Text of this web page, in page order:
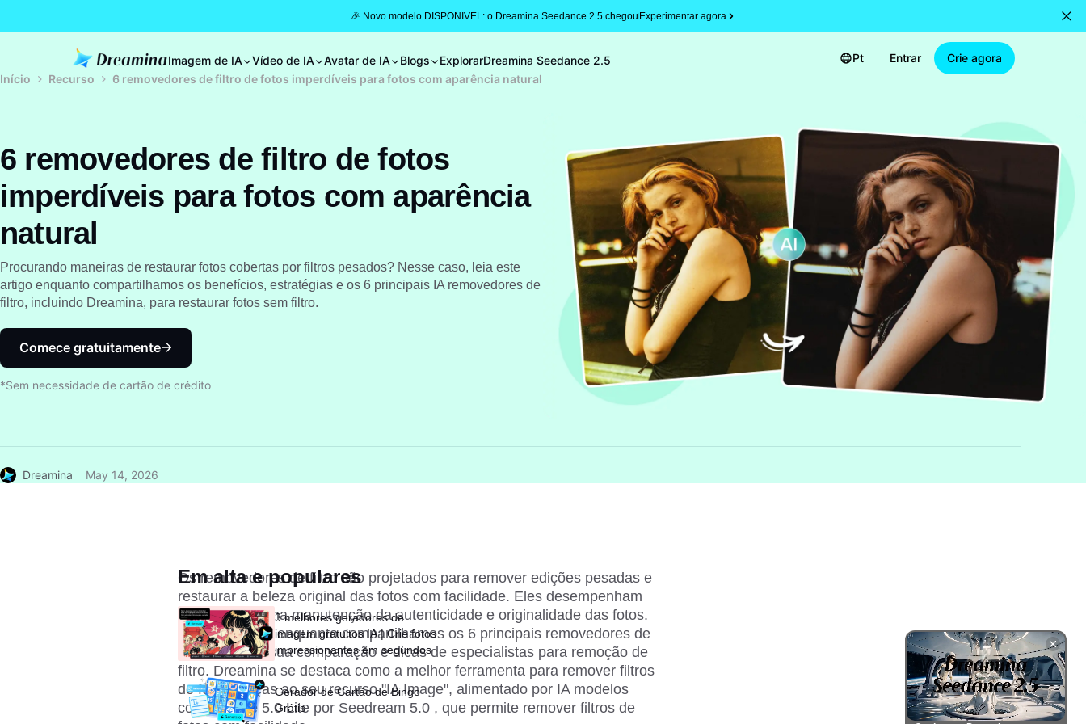
🎉 Novo modelo DISPONÍVEL: o Dreamina Seedance 2.5 chegouExperimentar agora
Imagem de IA Vídeo de IA Avatar de IA Blogs ExplorarDreamina Seedance 2.5 Pt Entrar
Crie agora
Início
Recurso 6 removedores de filtro de fotos imperdíveis para fotos com aparência natural
6 removedores de filtro de fotos
imperdíveis para fotos com aparência
natural
Procurando maneiras de restaurar fotos cobertas por filtros pesados? Nesse caso, leia este
artigo enquanto compartilhamos os benefícios, estratégias e os 6 principais IA removedores de
filtro, incluindo Dreamina, para restaurar fotos sem filtro.
Comece gratuitamente
*Sem necessidade de cartão de crédito
Dreamina May 14, 2026
Os removedores de filtro são projetados para remover edições pesadas e
restaurar a beleza original das fotos com facilidade. Eles desempenham
um papel vital na manutenção da autenticidade e originalidade das fotos.
Junte-se a nós enquanto compartilhamos os 6 principais removedores de
filtro de fotos, sua comparação e dicas de especialistas para remoção de
filtro. Dreamina se destaca como a melhor ferramenta para remover filtros
de fotos graças ao seu recurso "IA Image", alimentado por IA modelos
como Image 5.0 Lite por Seedream 5.0 , que permite remover filtros de
Em alta e populares
3 melhores geradores de
imagem gratuitos IA | Crie fotos
impressionantes em segundos
Gerador de Cartão de Bingo
Grátis